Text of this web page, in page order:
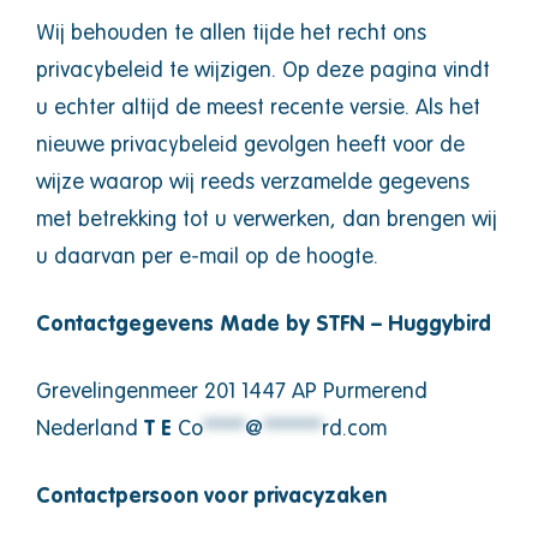
Wij behouden te allen tijde het recht ons
privacybeleid te wijzigen. Op deze pagina vindt
u echter altijd de meest recente versie. Als het
nieuwe privacybeleid gevolgen heeft voor de
wijze waarop wij reeds verzamelde gegevens
met betrekking tot u verwerken, dan brengen wij
u daarvan per e-mail op de hoogte.
Contactgegevens Made by STFN – Huggybird
Grevelingenmeer 201 1447 AP Purmerend
Nederland T E Co*****@*******rd.com
Contactpersoon voor privacyzaken